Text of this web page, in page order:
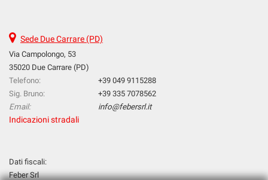
Sede Due Carrare (PD)
Via Campolongo, 53
35020 Due Carrare (PD)
Telefono:
+39 049 9115288
Sig. Bruno:
+39 335 7078562
Email:
info@febersrl.it
Indicazioni stradali
Dati fiscali:
Feber Srl